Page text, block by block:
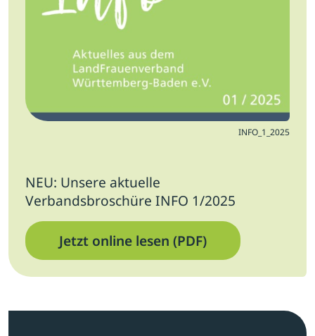
Mitglied werden
INFO_1_2025
NEU: Unsere aktuelle
Verbandsbroschüre INFO 1/2025
Jetzt online lesen (PDF)